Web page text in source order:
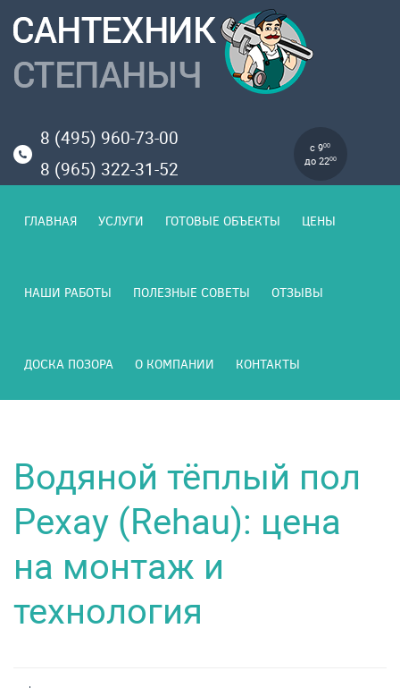
8 (495) 960-73-00
8 (965) 322-31-52
с 900
до 2200
ГЛАВНАЯ УСЛУГИ ГОТОВЫЕ ОБЪЕКТЫ ЦЕНЫ
НАШИ РАБОТЫ ПОЛЕЗНЫЕ СОВЕТЫ ОТЗЫВЫ
ДОСКА ПОЗОРА О КОМПАНИИ КОНТАКТЫ
Водяной тёплый пол
Рехау (Rehau): цена
на монтаж и
технология